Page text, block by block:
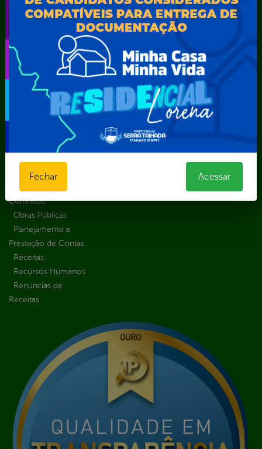
Atos normativos
Central de Dúvidas
Transferências
Despesas
Diárias
Emendas
parlamentares
Digital
Contratos
Obras Públicas
Planejamento e
Prestação de Contas
Receitas
Recursos Humanos
Renúncias de
Receitas
Solicitação
Decretos
Estatísticas
Prazos e
autoridades
Sic Físico
Solicitar
Solicitar um
pedido
E-sic
Ferramenta de
Ouvidoria
Portal Aldir
Blanc
Transparência
Transporte
Fechar Acessar